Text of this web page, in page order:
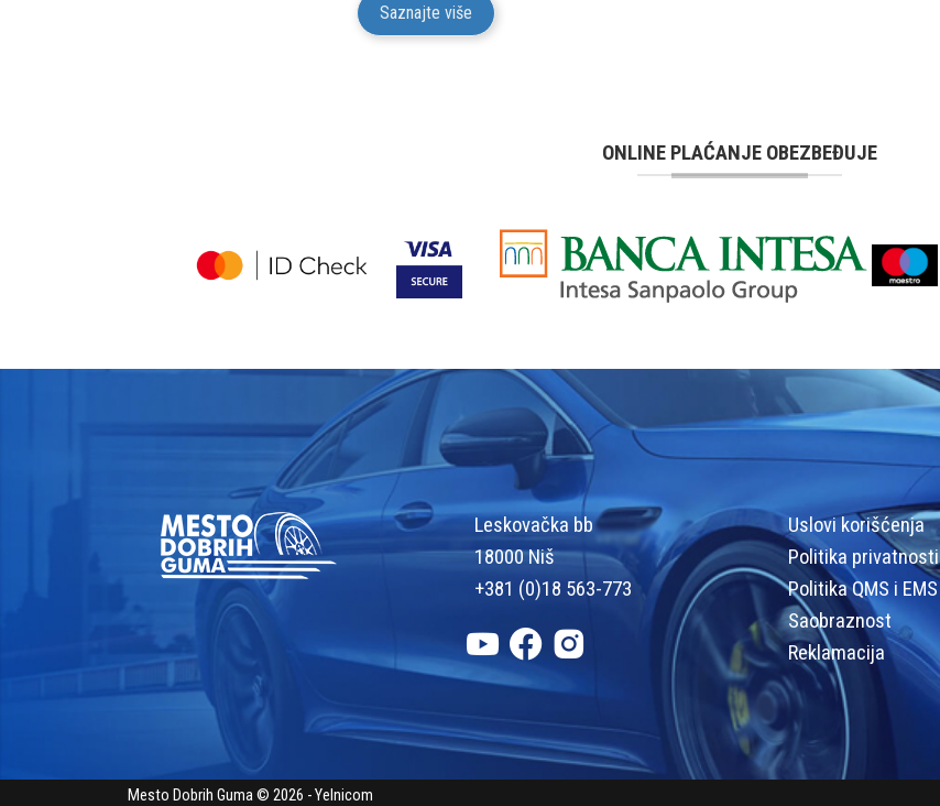
Saznajte više
ONLINE PLAĆANJE OBEZBEĐUJE
Leskovačka bb
18000 Niš
+381 (0)18 563-773
Uslovi korišćenja
Politika privatnosti
Politika QMS i EMS
Saobraznost
Reklamacija
Mesto Dobrih Guma © 2026 - Yelnicom